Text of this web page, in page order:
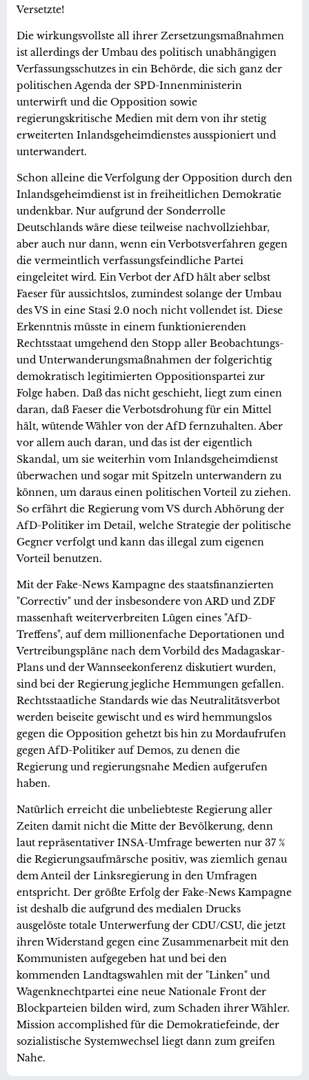
Versetzte!
Die wirkungsvollste all ihrer Zersetzungsmaßnahmen
ist allerdings der Umbau des politisch unabhängigen
Verfassungsschutzes in ein Behörde, die sich ganz der
politischen Agenda der SPD-Innenministerin
unterwirft und die Opposition sowie
regierungskritische Medien mit dem von ihr stetig
erweiterten Inlandsgeheimdienstes ausspioniert und
unterwandert.
Schon alleine die Verfolgung der Opposition durch den
Inlandsgeheimdienst ist in freiheitlichen Demokratie
undenkbar. Nur aufgrund der Sonderrolle
Deutschlands wäre diese teilweise nachvollziehbar,
aber auch nur dann, wenn ein Verbotsverfahren gegen
die vermeintlich verfassungsfeindliche Partei
eingeleitet wird. Ein Verbot der AfD hält aber selbst
Faeser für aussichtslos, zumindest solange der Umbau
des VS in eine Stasi 2.0 noch nicht vollendet ist. Diese
Erkenntnis müsste in einem funktionierenden
Rechtsstaat umgehend den Stopp aller Beobachtungs-
und Unterwanderungsmaßnahmen der folgerichtig
demokratisch legitimierten Oppositionspartei zur
Folge haben. Daß das nicht geschieht, liegt zum einen
daran, daß Faeser die Verbotsdrohung für ein Mittel
hält, wütende Wähler von der AfD fernzuhalten. Aber
vor allem auch daran, und das ist der eigentlich
Skandal, um sie weiterhin vom Inlandsgeheimdienst
überwachen und sogar mit Spitzeln unterwandern zu
können, um daraus einen politischen Vorteil zu ziehen.
So erfährt die Regierung vom VS durch Abhörung der
AfD-Politiker im Detail, welche Strategie der politische
Gegner verfolgt und kann das illegal zum eigenen
Vorteil benutzen.
Mit der Fake-News Kampagne des staatsfinanzierten
"Correctiv" und der insbesondere von ARD und ZDF
massenhaft weiterverbreiten Lügen eines "AfD-
Treffens", auf dem millionenfache Deportationen und
Vertreibungspläne nach dem Vorbild des Madagaskar-
Plans und der Wannseekonferenz diskutiert wurden,
sind bei der Regierung jegliche Hemmungen gefallen.
Rechtsstaatliche Standards wie das Neutralitätsverbot
werden beiseite gewischt und es wird hemmungslos
gegen die Opposition gehetzt bis hin zu Mordaufrufen
gegen AfD-Politiker auf Demos, zu denen die
Regierung und regierungsnahe Medien aufgerufen
haben.
Natürlich erreicht die unbeliebteste Regierung aller
Zeiten damit nicht die Mitte der Bevölkerung, denn
laut repräsentativer INSA-Umfrage bewerten nur 37 %
die Regierungsaufmärsche positiv, was ziemlich genau
dem Anteil der Linksregierung in den Umfragen
entspricht. Der größte Erfolg der Fake-News Kampagne
ist deshalb die aufgrund des medialen Drucks
ausgelöste totale Unterwerfung der CDU/CSU, die jetzt
ihren Widerstand gegen eine Zusammenarbeit mit den
Kommunisten aufgegeben hat und bei den
kommenden Landtagswahlen mit der "Linken" und
Wagenknechtpartei eine neue Nationale Front der
Blockparteien bilden wird, zum Schaden ihrer Wähler.
Mission accomplished für die Demokratiefeinde, der
sozialistische Systemwechsel liegt dann zum greifen
Nahe.